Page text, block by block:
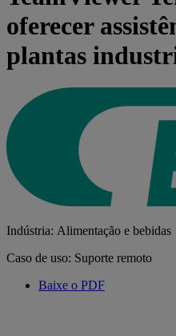
oferecer
plantas
Indústria: Alimentação e bebidas
Caso de uso: Suporte remoto
Baixe o PDF